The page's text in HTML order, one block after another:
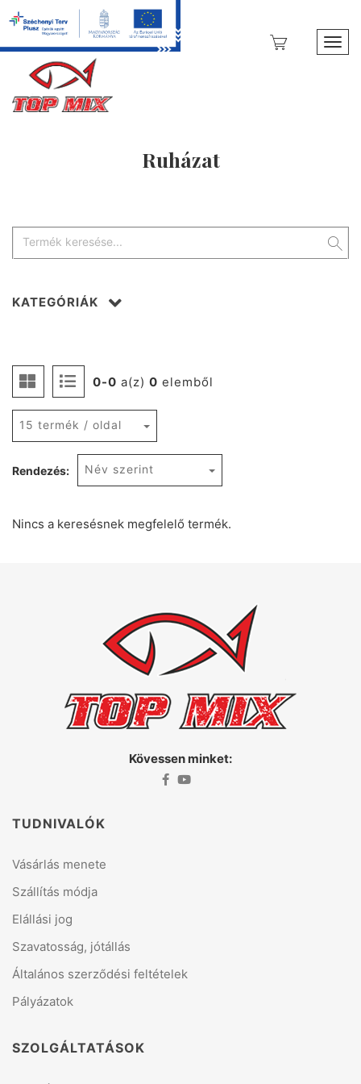
Ruházat
0-0 a(z) 0 elemből
15 termék / oldal
Rendezés: Név szerint
Nincs a keresésnek megfelelő termék.
KATEGÓRIÁK
Kövessen minket:
TUDNIVALÓK
Vásárlás menete
Szállítás módja
Elállási jog
Szavatosság, jótállás
Általános szerződési feltételek
Pályázatok
SZOLGÁLTATÁSOK